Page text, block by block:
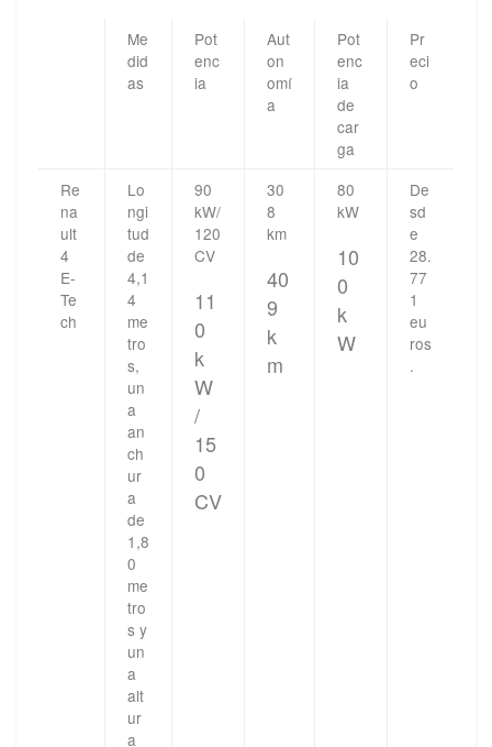
Me
did
as
Pot
enc
ia
Aut
on
omí
a
Pot
enc
ia
de
car
ga
Pr
eci
o
Re
na
ult
4
E-
Te
ch
Lo
ngi
tud
de
4,1
4
me
tro
s,
un
a
an
ch
ur
a
de
1,8
0
me
tro
s y
un
a
alt
ur
a
90
kW/
120
CV
11
0
k
W
/
15
0
CV
30
8
km
40
9
k
m
80
kW
10
0
k
W
De
sd
e
28.
77
1
eu
ros
.